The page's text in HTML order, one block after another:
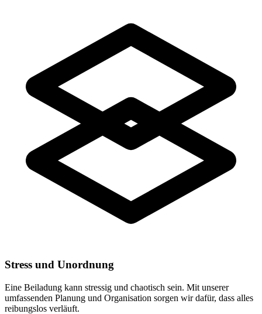
Stress und Unordnung
Eine Beiladung kann stressig und chaotisch sein. Mit unserer
umfassenden Planung und Organisation sorgen wir dafür, dass alles
reibungslos verläuft.